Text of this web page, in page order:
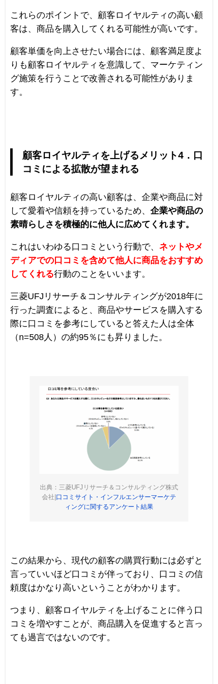
これらのポイントで、顧客ロイヤルティの高い顧
客は、商品を購入してくれる可能性が高いです。
顧客単価を向上させたい場合には、顧客満足度よ
りも顧客ロイヤルティを意識して、マーケティン
グ施策を行うことで改善される可能性がありま
す。
顧客ロイヤルティを上げるメリット4．口
コミによる拡散が望まれる
顧客ロイヤルティの高い顧客は、企業や商品に対
して愛着や信頼を持っているため、 企業や商品の
素晴らしさを積極的に他人に広めてくれます。
これはいわゆる口コミという行動で、 ネットやメ
ディアでの口コミを含めて他人に商品をおすすめ
してくれる行動のことをいいます。
三菱UFJリサーチ＆コンサルティングが2018年に
行った調査によると、商品やサービスを購入する
際に口コミを参考にしていると答えた人は全体
（n=508人）の約95％にも昇りました。
出典：三菱UFJリサーチ＆コンサルティング株式
会社| 口コミサイト・インフルエンサーマーケテ
ィングに関するアンケート結果
この結果から、現代の顧客の購買行動には必ずと
言っていいほど口コミが伴っており、口コミの信
頼度はかなり高いということがわかります。
つまり、顧客ロイヤルティを上げることに伴う口
コミを増やすことが、商品購入を促進すると言っ
ても過言ではないのです。